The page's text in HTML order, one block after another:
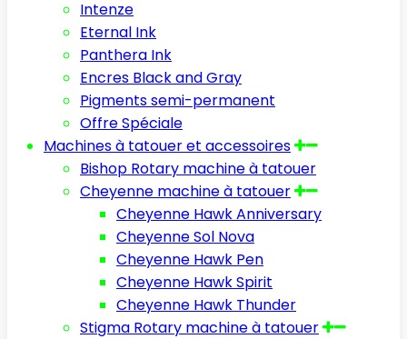
Intenze
Eternal Ink
Panthera Ink
Encres Black and Gray
Pigments semi-permanent
Offre Spéciale
Machines à tatouer et accessoires
Bishop Rotary machine à tatouer
Cheyenne machine à tatouer
Cheyenne Hawk Anniversary
Cheyenne Sol Nova
Cheyenne Hawk Pen
Cheyenne Hawk Spirit
Cheyenne Hawk Thunder
Stigma Rotary machine à tatouer